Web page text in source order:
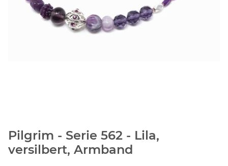
Pilgrim - Serie 562 - Lila,
versilbert, Armband